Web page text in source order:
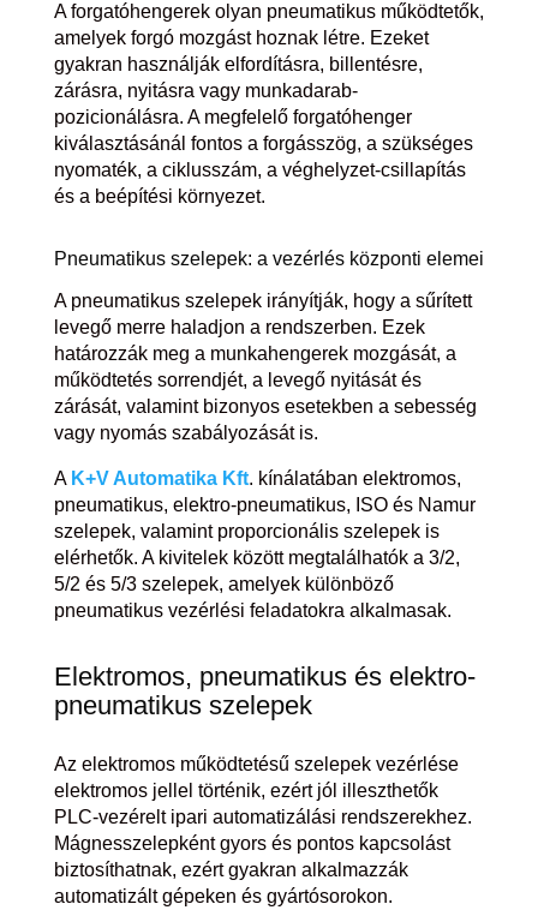
A forgatóhengerek olyan pneumatikus működtetők,
amelyek forgó mozgást hoznak létre. Ezeket
gyakran használják elfordításra, billentésre,
zárásra, nyitásra vagy munkadarab-
pozicionálásra. A megfelelő forgatóhenger
kiválasztásánál fontos a forgásszög, a szükséges
nyomaték, a ciklusszám, a véghelyzet-csillapítás
és a beépítési környezet.
Pneumatikus szelepek: a vezérlés központi elemei
A pneumatikus szelepek irányítják, hogy a sűrített
levegő merre haladjon a rendszerben. Ezek
határozzák meg a munkahengerek mozgását, a
működtetés sorrendjét, a levegő nyitását és
zárását, valamint bizonyos esetekben a sebesség
vagy nyomás szabályozását is.
A K+V Automatika Kft. kínálatában elektromos,
pneumatikus, elektro-pneumatikus, ISO és Namur
szelepek, valamint proporcionális szelepek is
elérhetők. A kivitelek között megtalálhatók a 3/2,
5/2 és 5/3 szelepek, amelyek különböző
pneumatikus vezérlési feladatokra alkalmasak.
Elektromos, pneumatikus és elektro-
pneumatikus szelepek
Az elektromos működtetésű szelepek vezérlése
elektromos jellel történik, ezért jól illeszthetők
PLC-vezérelt ipari automatizálási rendszerekhez.
Mágnesszelepként gyors és pontos kapcsolást
biztosíthatnak, ezért gyakran alkalmazzák
automatizált gépeken és gyártósorokon.